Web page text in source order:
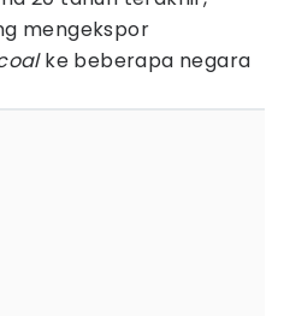
mengekspor
ke beberapa negara